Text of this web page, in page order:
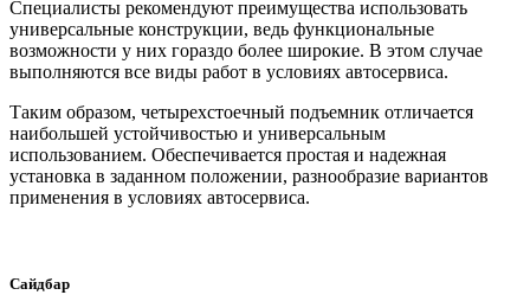
Специалисты рекомендуют преимущества использовать
универсальные конструкции, ведь функциональные
возможности у них гораздо более широкие. В этом случае
выполняются все виды работ в условиях автосервиса.
Таким образом, четырехстоечный подъемник отличается
наибольшей устойчивостью и универсальным
использованием. Обеспечивается простая и надежная
установка в заданном положении, разнообразие вариантов
применения в условиях автосервиса.
Сайдбар